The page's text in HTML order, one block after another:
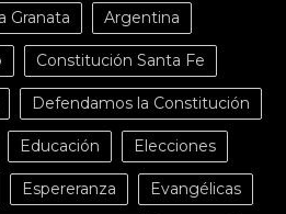
Granata Argentina
Constitución Santa Fe
Defendamos la Constitución
Educación Elecciones
Espereranza Evangélicas